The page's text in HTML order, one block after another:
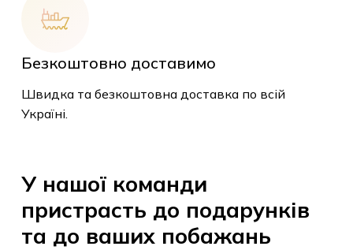
У кошику немає
товарів.
Безкоштовно доставимо
Швидка та безкоштовна доставка по всій
Україні.
У нашої команди
пристрасть до подарунків
та до ваших побажань